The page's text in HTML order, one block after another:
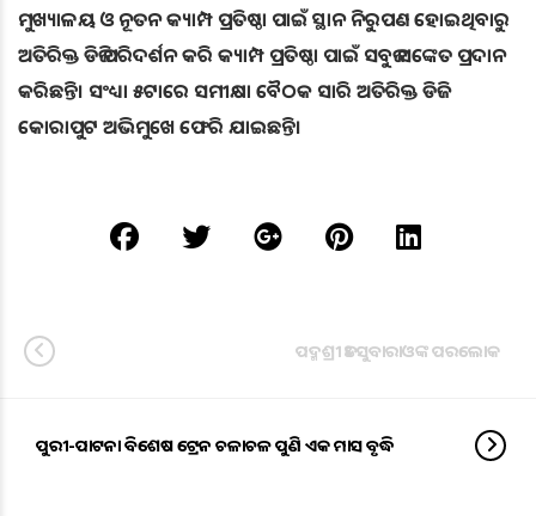
ମୁଖ୍ୟାଳୟ ଓ ନୂତନ କ୍ୟାମ୍ପ ପ୍ରତିଷ୍ଠା ପାଇଁ ସ୍ଥାନ ନିରୁପଣ ହୋଇଥିବାରୁ
ଅତିରିକ୍ତ ଡିଜି ପରିଦର୍ଶନ କରି କ୍ୟାମ୍ପ ପ୍ରତିଷ୍ଠା ପାଇଁ ସବୁଜ ସଙ୍କେତ ପ୍ରଦାନ
କରିଛନ୍ତି। ସଂଧ୍ୟା ୫ଟାରେ ସମୀକ୍ଷା ବୈଠକ ସାରି ଅତିରିକ୍ତ ଡିଜି
କୋରାପୁଟ ଅଭିମୁଖେ ଫେରି ଯାଇଛନ୍ତି।
ପଦ୍ମଶ୍ରୀ ଡଃ ସୁବାରାଓଙ୍କ ପରଲୋକ
ପୁରୀ-ପାଟନା ବିଶେଷ ଟ୍ରେନ ଚଳାଚଳ ପୁଣି ଏକ ମାସ ବୃଦ୍ଧି